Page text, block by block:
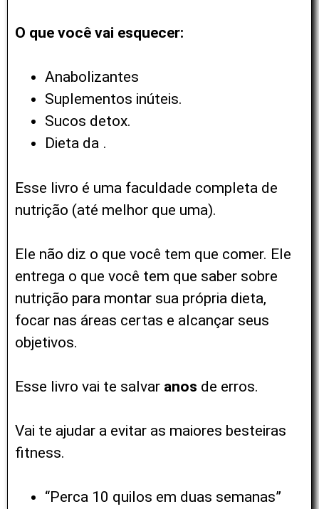
O que você vai esquecer:
Anabolizantes
Suplementos inúteis.
Sucos detox.
Dieta da .
Esse livro é uma faculdade completa de
nutrição (até melhor que uma).
Ele não diz o que você tem que comer. Ele
entrega o que você tem que saber sobre
nutrição para montar sua própria dieta,
focar nas áreas certas e alcançar seus
objetivos.
Esse livro vai te salvar anos de erros.
Vai te ajudar a evitar as maiores besteiras
fitness.
“Perca 10 quilos em duas semanas”